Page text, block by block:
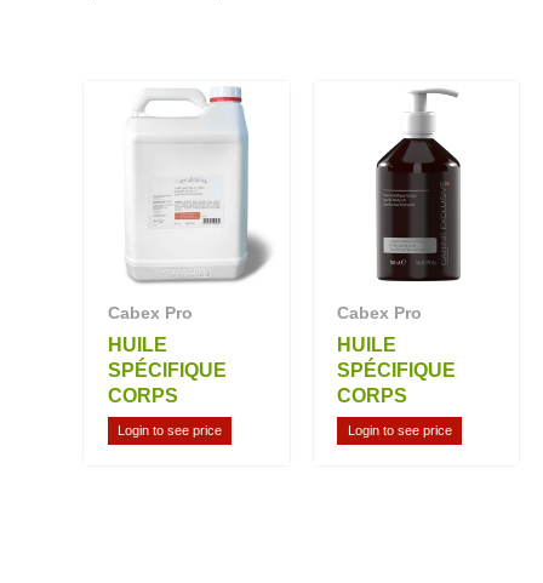
Cabex Pro
HUILE
SPÉCIFIQUE
CORPS
Login to see price
Cabex Pro
HUILE
SPÉCIFIQUE
CORPS
Login to see price